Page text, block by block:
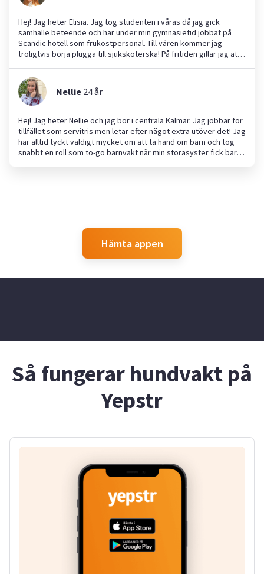
lär jag mig gärna.
Hej! Jag heter Elisia. Jag tog studenten i våras då jag gick
samhälle beteende och har under min gymnasietid jobbat på
Scandic hotell som frukostpersonal. Till våren kommer jag
troligtvis börja plugga till sjuksköterska! På fritiden gillar jag att
Jag söker jobb som bland annat barnvakt eller liknande då jag är
ordningssam och sköter mina arbeten!
Nellie 24år
Hej! Jag heter Nellie och jag bor i centrala Kalmar. Jag jobbar för
tillfället som servitris men letar efter något extra utöver det! Jag
har alltid tyckt väldigt mycket om att ta hand om barn och tog
snabbt en roll som to-go barnvakt när min storasyster fick barn.
Hämta appen
Så fungerar hundvakt på
Yepstr